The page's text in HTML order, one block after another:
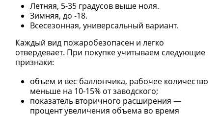
Летняя, 5-35 градусов выше ноля.
Зимняя, до -18.
Всесезонная, универсальный вариант.
Каждый вид пожаробезопасен и легко
отвердевает. При покупке учитываем следующие
признаки:
объем и вес баллончика, рабочее количество
меньше на 10-15% от заводского;
показатель вторичного расширения —
процент увеличения объема во время